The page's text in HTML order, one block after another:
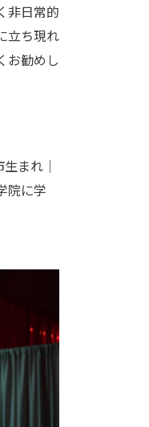
非日常的
立ち現れ
お勧めし
まれ｜
院に学